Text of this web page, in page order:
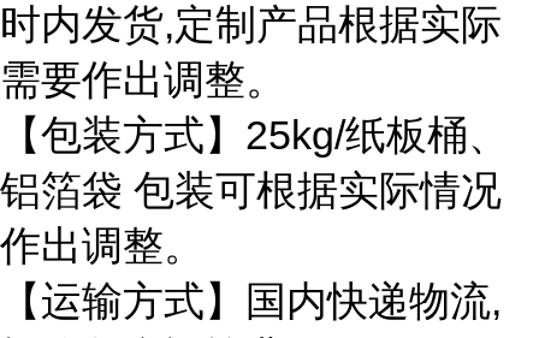
时内发货,定制产品根据实际
需要作出调整。
【包装方式】 25kg/纸板桶、
铝箔袋 包装可根据实际情况
作出调整。
【运输方式】国内快递物流,